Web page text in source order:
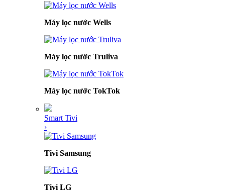
Máy lọc nước Wells
Máy lọc nước Truliva
Máy lọc nước TokTok
Smart Tivi
›
Tivi Samsung
Tivi LG